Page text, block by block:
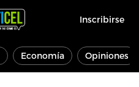
Inscribirse
Economía Opiniones